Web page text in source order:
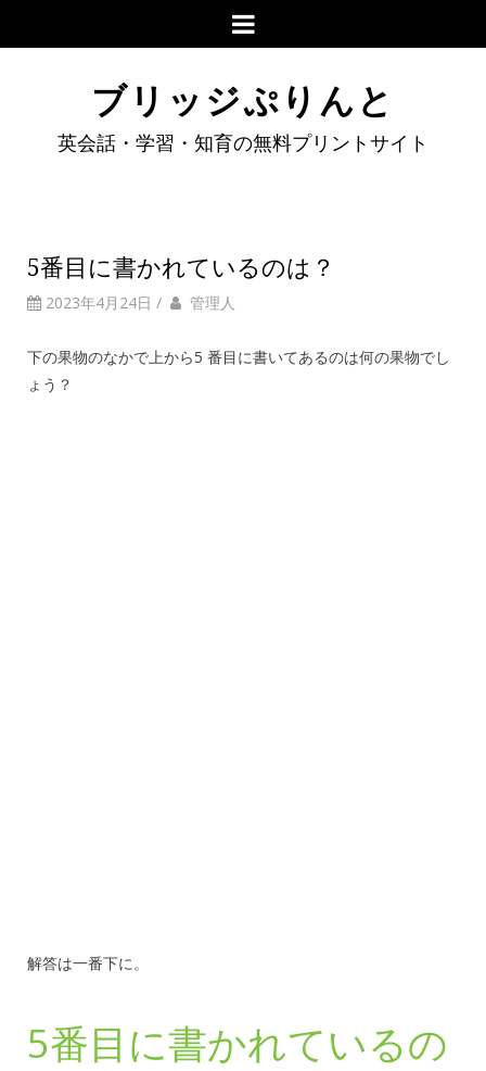
ブリッジぷりんと
英会話・学習・知育の無料プリントサイト
5番目に書かれているのは？
2023年4月24日 / 管理人
下の果物のなかで上から5 番目に書いてあるのは何の果物でし
ょう？
解答は一番下に。
5番目に書かれているの